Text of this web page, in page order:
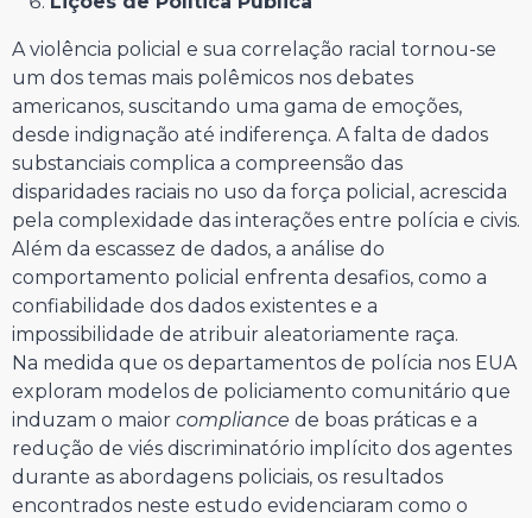
A violência policial e sua correlação racial tornou-se
um dos temas mais polêmicos nos debates
americanos, suscitando uma gama de emoções,
desde indignação até indiferença. A falta de dados
substanciais complica a compreensão das
disparidades raciais no uso da força policial, acrescida
pela complexidade das interações entre polícia e civis.
Além da escassez de dados, a análise do
comportamento policial enfrenta desafios, como a
confiabilidade dos dados existentes e a
impossibilidade de atribuir aleatoriamente raça.
Na medida que os departamentos de polícia nos EUA
exploram modelos de policiamento comunitário que
induzam o maior compliance de boas práticas e a
redução de viés discriminatório implícito dos agentes
durante as abordagens policiais, os resultados
encontrados neste estudo evidenciaram como o